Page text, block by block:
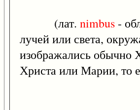
(лат. nimbus -
лучей или света,
изображались обычно
Христа или Марии, то